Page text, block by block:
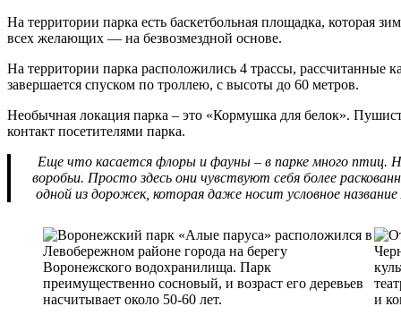
На территории парка есть баскетбольная площадка, которая
всех желающих — на безвозмездной основе.
На территории парка расположились 4 трассы, рассчитанные
завершается спуском по троллею, с высоты до 60 метров.
Необычная локация парка – это «Кормушка для белок».
контакт посетителями парка.
Еще что касается флоры и фауны – в парке много птиц. Никакой экзотики. Обычные городские голуби, вороны,
воробьи. Просто здесь они чувствуют себя более
одной из дорожек, которая даже носит условное